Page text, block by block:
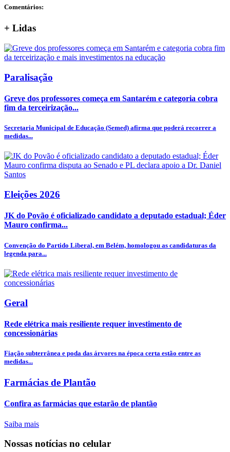
Comentários:
+ Lidas
Paralisação
Greve dos professores começa em Santarém e categoria cobra
fim da terceirização...
Secretaria Municipal de Educação (Semed) afirma que poderá recorrer a
medidas...
Eleições 2026
JK do Povão é oficializado candidato a deputado estadual; Éder
Mauro confirma...
Convenção do Partido Liberal, em Belém, homologou as candidaturas da
legenda para...
Geral
Rede elétrica mais resiliente requer investimento de
concessionárias
Fiação subterrânea e poda das árvores na época certa estão entre as
medidas...
Farmácias de Plantão
Confira as farmácias que estarão de plantão
Saiba mais
Nossas notícias no celular